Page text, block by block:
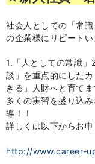
社会人としての「常
の企業様にリピートい
1.「人としての常識」
談」を重点的にした
きる」人財へと育てま
多くの実習を盛り込
導！！
詳しくは以下からお申
http://www.career-